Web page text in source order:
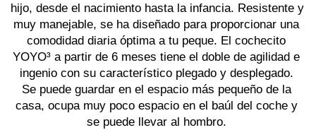
hijo, desde el nacimiento hasta la infancia. Resistente y
muy manejable, se ha diseñado para proporcionar una
comodidad diaria óptima a tu peque. El cochecito
YOYO³ a partir de 6 meses tiene el doble de agilidad e
ingenio con su característico plegado y desplegado.
Se puede guardar en el espacio más pequeño de la
casa, ocupa muy poco espacio en el baúl del coche y
se puede llevar al hombro.